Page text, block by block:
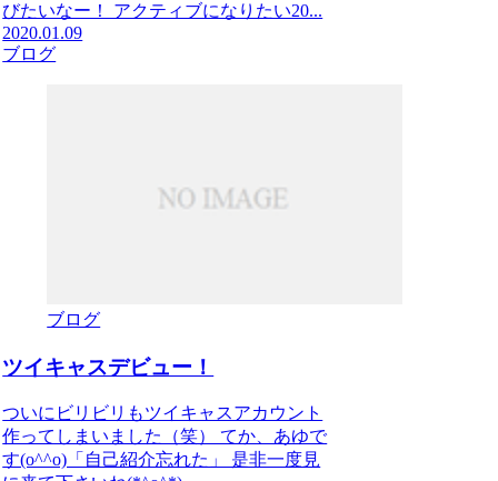
びたいなー！ アクティブになりたい20...
2020.01.09
ブログ
ブログ
ツイキャスデビュー！
ついにビリビリもツイキャスアカウント
作ってしまいました（笑） てか、あゆで
す(o^^o)「自己紹介忘れた」 是非一度見